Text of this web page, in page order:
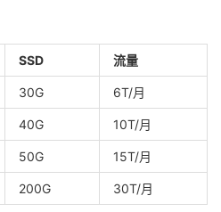
SSD 流量
30G 6T/月
40G 10T/月
50G 15T/月
200G 30T/月